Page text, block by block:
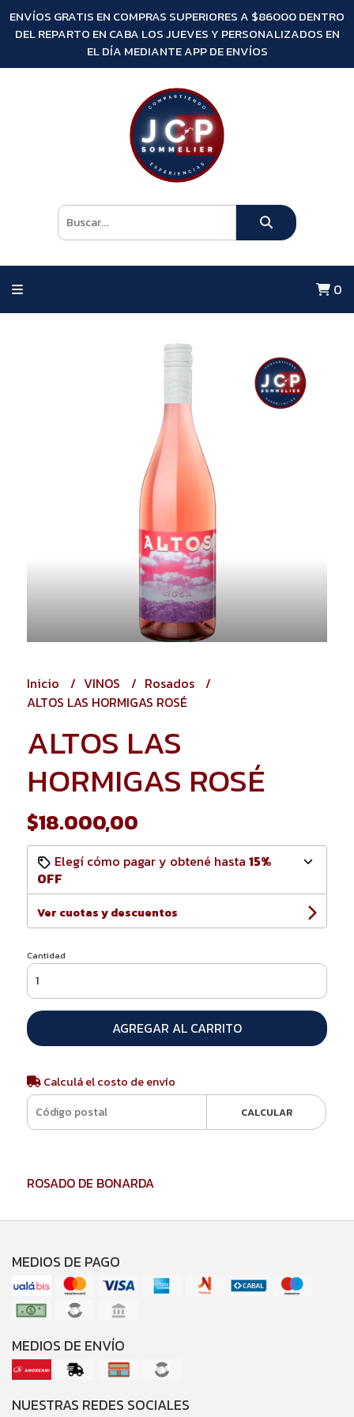
ENVÍOS GRATIS EN COMPRAS SUPERIORES A $86000 DENTRO
DEL REPARTO EN CABA LOS JUEVES Y PERSONALIZADOS EN
EL DÍA MEDIANTE APP DE ENVÍOS
0
Inicio VINOS
Rosados
ALTOS LAS HORMIGAS ROSÉ
ALTOS LAS
HORMIGAS ROSÉ
$18.000,00
Elegí cómo pagar y obtené hasta 15%
OFF
Ver cuotas y descuentos
Cantidad
AGREGAR AL CARRITO
Calculá el costo de envío
CALCULAR
ROSADO DE BONARDA
MEDIOS DE PAGO
MEDIOS DE ENVÍO
NUESTRAS REDES SOCIALES